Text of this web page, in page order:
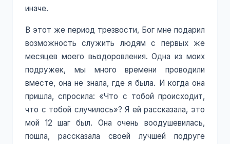
иначе.
В этот же период трезвости, Бог мне подарил
возможность служить людям с первых же
месяцев моего выздоровления. Одна из моих
подружек, мы много времени проводили
вместе, она не знала, где я была. И когда она
пришла, спросила: «Что с тобой происходит,
что с тобой случилось»? Я ей рассказала, это
мой 12 шаг был. Она очень воодушевилась,
пошла, рассказала своей лучшей подруге